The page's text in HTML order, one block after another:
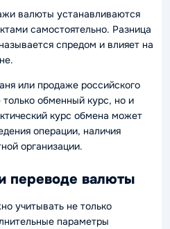
валюты устанавливаются
самостоятельно. Разница
спредом и влияет на
или продаже российского
обменный курс, но и
курс обмена может
операции, наличия
организации.
переводе валюты
учитывать не только
параметры